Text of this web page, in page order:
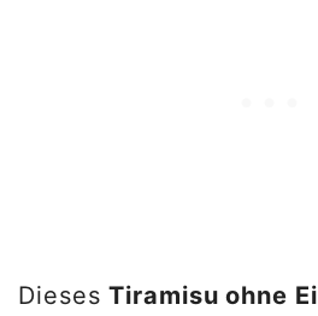
DiesesTiramisu ohne Ei